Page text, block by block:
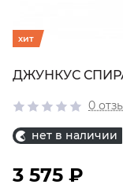
хит
ДЖУНКУС
0
нет в наличии
3 575 ₽